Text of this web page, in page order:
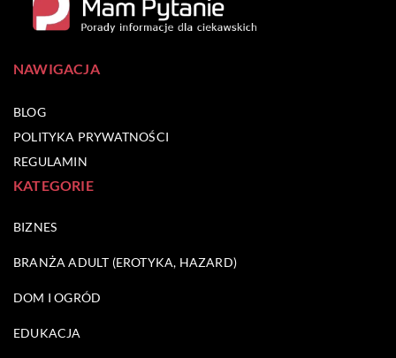
NAWIGACJA
BLOG
POLITYKA PRYWATNOŚCI
REGULAMIN
KATEGORIE
BIZNES
BRANŻA ADULT (EROTYKA, HAZARD)
DOM I OGRÓD
EDUKACJA